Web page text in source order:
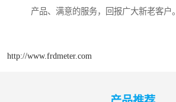
产品、满意的服务，回报广大新老客户。
http://www.frdmeter.com